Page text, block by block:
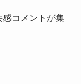
コメントが集